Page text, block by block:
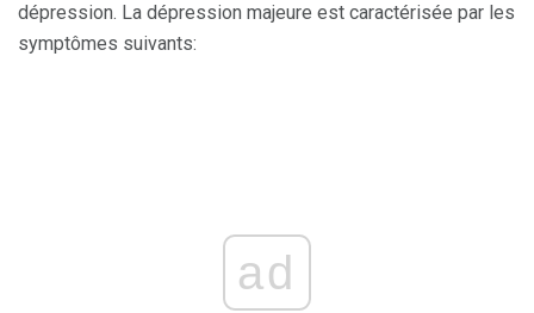
dépression. La dépression majeure est caractérisée par les
symptômes suivants:
ad